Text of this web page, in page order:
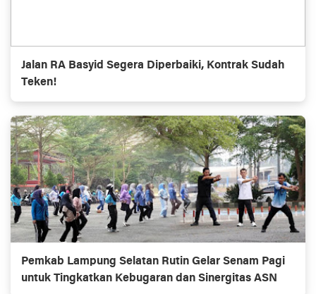
Jalan RA Basyid Segera Diperbaiki, Kontrak Sudah
Teken!
Pemkab Lampung Selatan Rutin Gelar Senam Pagi
untuk Tingkatkan Kebugaran dan Sinergitas ASN